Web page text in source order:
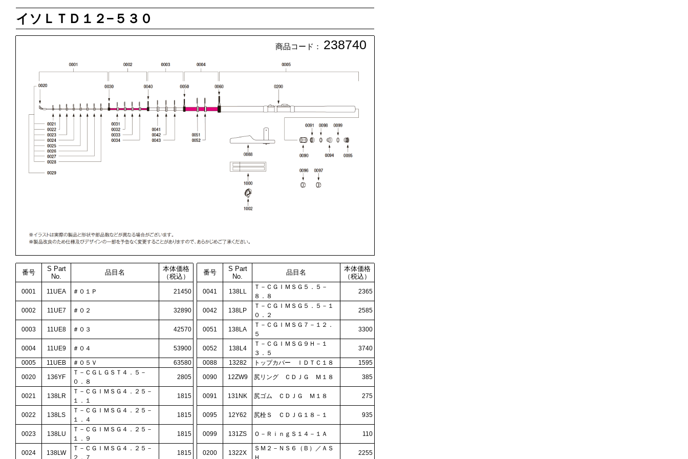
イソＬＴＤ１２−５３０
商品コード： 238740
番号
S Part
No.
品目名
本体価格
（税込）
番号
S Part
No.
品目名
本体価格
（税込）
0001 11UEA ＃０１Ｐ 21450 0041 138LL
Ｔ－ＣＧＩＭＳＧ５．５－
８．８
2365
0002 11UE7 ＃０２ 32890 0042 138LP
Ｔ－ＣＧＩＭＳＧ５．５－１
０．２
2585
0003 11UE8 ＃０３ 42570 0051 138LA
Ｔ－ＣＧＩＭＳＧ７－１２．
５
3300
0004 11UE9 ＃０４ 53900 0052 138L4
Ｔ－ＣＧＩＭＳＧ９Ｈ－１
３．５
3740
0005
11UEB ＃０５Ｖ 63580 0088 13282 トップカバー ＩＤＴＣ１８
1595
0020
136YF
Ｔ－ＣＧＬＧＳＴ４．５－
０．８
2805 0090 12ZW9 尻リング ＣＤＪＧ Ｍ１８ 385
0021 138LR
Ｔ－ＣＧＩＭＳＧ４．２５－
１．１
1815 0091 131NK 尻ゴム ＣＤＪＧ Ｍ１８ 275
0022 138LS
Ｔ－ＣＧＩＭＳＧ４．２５－
１．４
1815 0095 12Y62 尻栓Ｓ ＣＤＪＧ１８－１ 935
0023 138LU
Ｔ－ＣＧＩＭＳＧ４．２５－
１．９
1815 0099 131ZS Ｏ－ＲｉｎｇＳ１４－１Ａ 110
0024 138LW
Ｔ－ＣＧＩＭＳＧ４．２５－
２．７
1815 0200 1322X
ＳＭ２－ＮＳ６（Ｂ）／ＡＳ
Ｈ
2255